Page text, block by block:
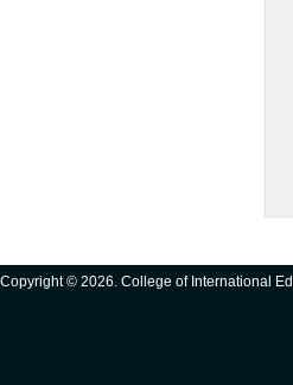
Copyright © 2026. College of International